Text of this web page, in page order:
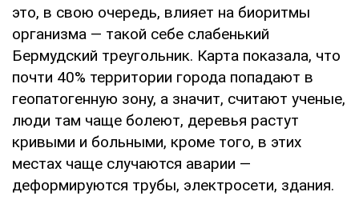
это, в свою очередь, влияет на биоритмы
организма — такой себе слабенький
Бермудский треугольник. Карта показала, что
почти 40% территории города попадают в
геопатогенную зону, а значит, считают ученые,
люди там чаще болеют, деревья растут
кривыми и больными, кроме того, в этих
местах чаще случаются аварии —
деформируются трубы, электросети, здания.